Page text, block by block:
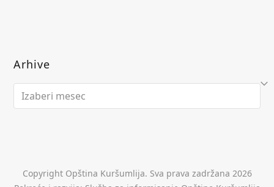
Arhive
Arhive
Copyright Opština Kuršumlija. Sva prava zadržana 2026